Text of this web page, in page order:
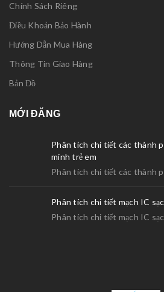
Chính Sách Riêng
Điều Khoản Bảo Hành
Hướng Dẫn Mua Hàng
Thông Tin Giao Hàng
Bản Đồ
MỚI ĐĂNG
Phân tích chi tiết các thành
minh trẻ em
Phân tích chi tiết các thành
Phân tích chi tiết mạch IC
Phân tích chi tiết mạch IC